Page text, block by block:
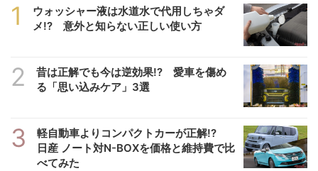
1
ウォッシャー液は水道水で代用しちゃダ
メ!? 意外と知らない正しい使い方
2
昔は正解でも今は逆効果!? 愛車を傷め
る「思い込みケア」3選
3
軽自動車よりコンパクトカーが正解!?
日産 ノート対N-BOXを価格と維持費で比
べてみた